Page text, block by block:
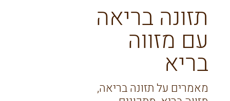
תזונה בריאה
עם מזווה
בריא
מאמרים על תזונה בריאה,